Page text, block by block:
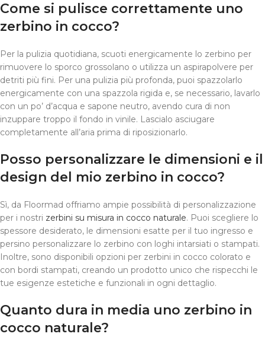
Come si pulisce correttamente uno
zerbino in cocco?
Per la pulizia quotidiana, scuoti energicamente lo zerbino per
rimuovere lo sporco grossolano o utilizza un aspirapolvere per
detriti più fini. Per una pulizia più profonda, puoi spazzolarlo
energicamente con una spazzola rigida e, se necessario, lavarlo
con un po’ d’acqua e sapone neutro, avendo cura di non
inzuppare troppo il fondo in vinile. Lascialo asciugare
completamente all’aria prima di riposizionarlo.
Posso personalizzare le dimensioni e il
design del mio zerbino in cocco?
Sì, da Floormad offriamo ampie possibilità di personalizzazione
per i nostri zerbini su misura in cocco naturale. Puoi scegliere lo
spessore desiderato, le dimensioni esatte per il tuo ingresso e
persino personalizzare lo zerbino con loghi intarsiati o stampati.
Inoltre, sono disponibili opzioni per zerbini in cocco colorato e
con bordi stampati, creando un prodotto unico che rispecchi le
tue esigenze estetiche e funzionali in ogni dettaglio.
Quanto dura in media uno zerbino in
cocco naturale?